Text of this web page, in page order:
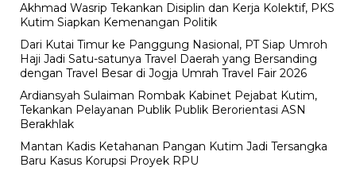
Akhmad Wasrip Tekankan Disiplin dan Kerja Kolektif, PKS
Kutim Siapkan Kemenangan Politik
Dari Kutai Timur ke Panggung Nasional, PT Siap Umroh
Haji Jadi Satu-satunya Travel Daerah yang Bersanding
dengan Travel Besar di Jogja Umrah Travel Fair 2026
Ardiansyah Sulaiman Rombak Kabinet Pejabat Kutim,
Tekankan Pelayanan Publik Publik Berorientasi ASN
Berakhlak
Mantan Kadis Ketahanan Pangan Kutim Jadi Tersangka
Baru Kasus Korupsi Proyek RPU